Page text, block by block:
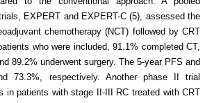
EXPERT and EXPERT-C (5), assessed the
chemotherapy (NCT) followed by CRT
who were included, 91.1% completed CT,
89.2% underwent surgery. The 5-year PFS and
73.3%, respectively. Another phase II trial
in patients with stage II-III RC treated with CRT